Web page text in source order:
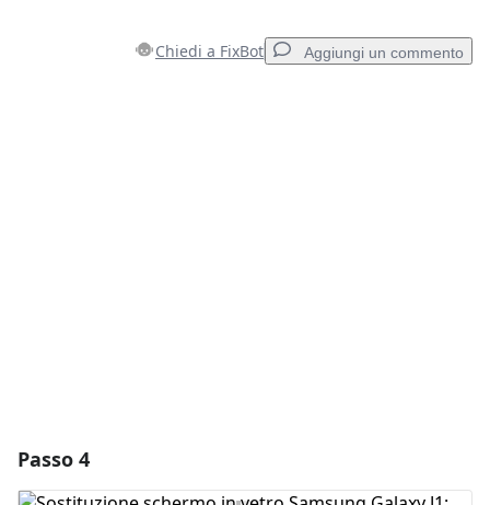
Chiedi a FixBot Aggiungi un commento
Passo 4